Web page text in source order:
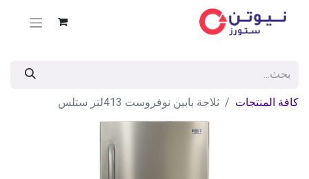
كافة المنتجات ثلاجة بابين نوفروست 413لتر ستلس